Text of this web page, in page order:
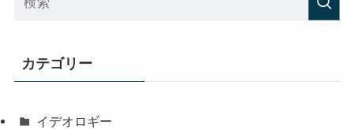
カテゴリー
イデオロギー